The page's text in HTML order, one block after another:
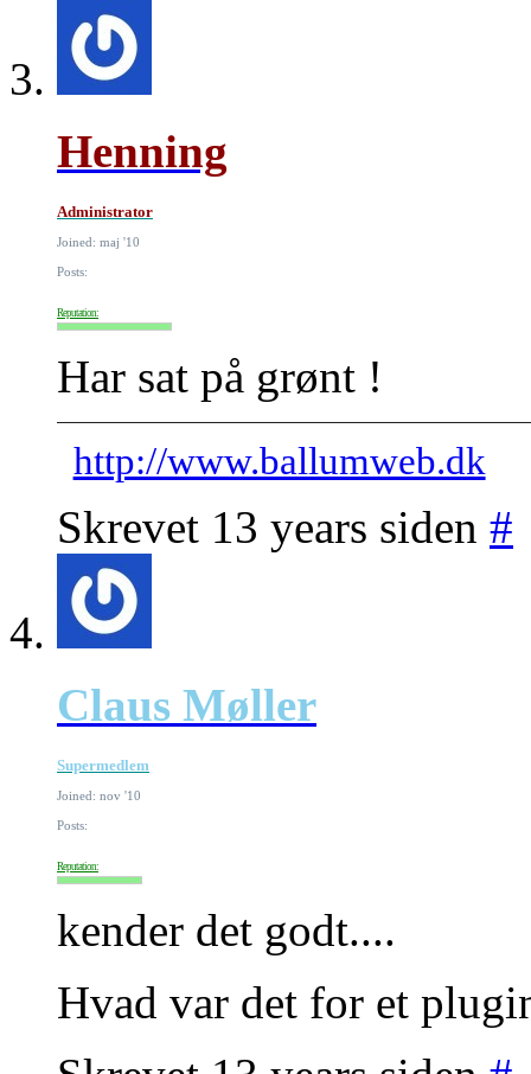
Henning
Administrator
Joined: maj '10
Posts:
Reputation:
Har sat på grønt !
http://www.ballumweb.dk
Skrevet 13 years siden #
Claus Møller
Supermedlem
Joined: nov '10
Posts:
Reputation:
kender det godt....
Hvad var det for et